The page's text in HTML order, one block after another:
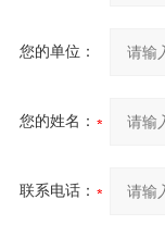
您的单位：
您的姓名：
联系电话：